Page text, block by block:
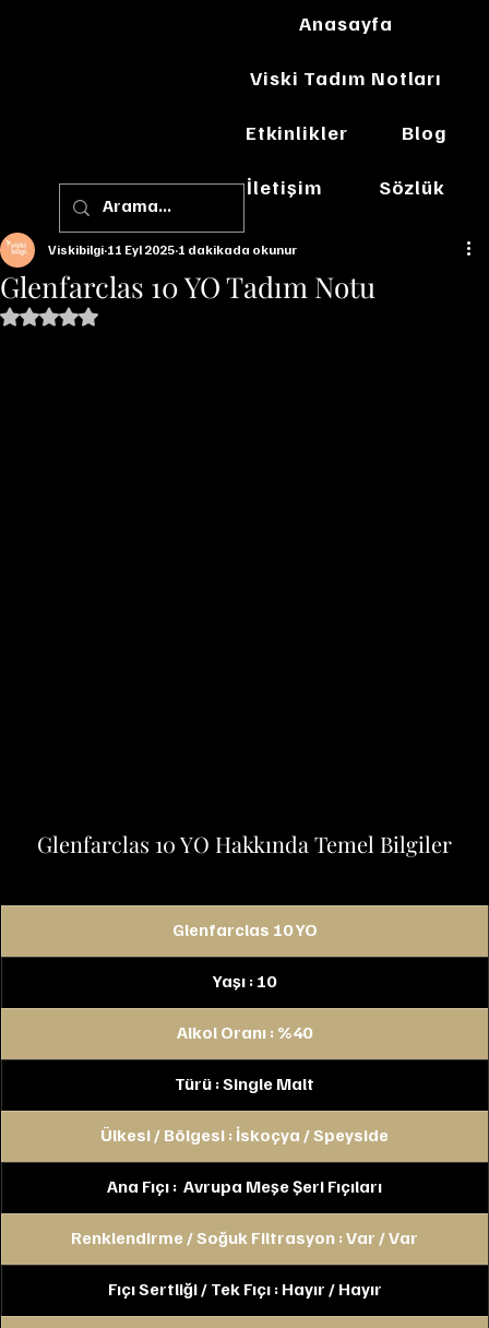
Anasayfa
Viski Tadım Notları
Etkinlikler Blog
İletişim Sözlük
Glenfarclas 10 YO Tadım Notu
Viskibilgi 11 Eyl 2025 1 dakikada okunur
5 üzerinden NaN yıldız
Glenfarclas 10 YO Hakkında Temel Bilgiler
Glenfarclas 10 YO
Yaşı : 10
Alkol Oranı : %40
Türü : Single Malt
Ülkesi / Bölgesi : İskoçya / Speyside
Ana Fıçı :  Avrupa Meşe Şeri Fıçıları
Renklendirme / Soğuk Filtrasyon : Var / Var
Fıçı Sertliği / Tek Fıçı : Hayır / Hayır